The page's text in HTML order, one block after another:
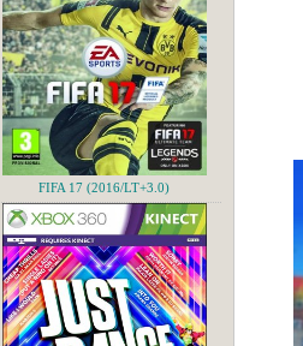
FIFA 17 (2016/LT+3.0)